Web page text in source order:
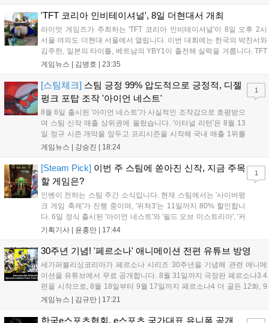
대폭 상승하는 성과를 냈습니다. 오는 10월 필리핀 마닐라에서 총상금
11만 달러 규모의 제4회 FWC 그랜드 파이널이 개최될 예정이며, 위메
이드커넥트는 이를 통해 커뮤니티 중심의 장기 성장 모델을 지속할 방침
입니다....
'TFT 코리아 인비테이셔널', 8일 더현대서 개최
라이엇 게임즈가 주최하는 'TFT 코리아 인비테이셔널'이 8일 오후 2시
서울 여의도 더현대 서울에서 열립니다. 이번 대회에는 한국의 박찬서와
김주한, 일본의 타이틀, 베트남의 YBY1이 출전해 실력을 겨룹니다. TFT
는 소속팀 없이 개인 자격으로 참가하는 독특한 대회 구조를 가지며, 누
17일까지 이어지는 이번 행사는 신규 세트 체험과 공연 등 다양한 즐길
거리를 제공하며, 이후 현대백화점 판교점에서도 행사가 이어질 예정입
니다. 연말에는 라스베이거스 오픈이 개최됩니다....
게임뉴스 | 김병호 23:35
[스팀체크] 스팀 긍정 99% 압도적으로 긍정적, 디젤
펑크 포탑 조작 '아이언 네스트'
8월 6일 출시된 '아이언 네스트'가 사실적인 조작감으로 호평받으
며 스팀 신작 매출 상위권에 올랐습니다. '이터널 리턴'은 8월 13
일 정규 시즌 개막을 앞두고 프리시즌을 시작해 국내 매출 1위를
기록했습니다. 25주년을 맞은 '고스트 리콘' 시리즈는 8월 6일 쇼
'마블 투혼: 파이팅 소울즈'와 레트로 수리 시뮬레이션 '리스토
리'도 스팀에 정식 출시되었습니다....
게임뉴스 | 강승진 18:24
1
[Steam Pick] 이번 주 스팀에 쏟아진 신작, 지금 주목
할 게임은?
인벤이 전하는 스팀 주간 소식입니다. 현재 스팀에서는 '사이버펑
크 게임 축제'가 진행 중이며, '위쳐3'는 11일까지 80% 할인합니
다. 6일 정식 출시된 '아이언 네스트'와 '필드 오브 미스트리아', '커
세어 코브'가 호평받고 있습니다. 한편, 7일 출시된 '마블 투혼'은
다. 유비소프트의 '고스트리콘: 와일드랜드'는 7년 만의 대규모 업
데이트 '라스트 라이츠'와 함께 95% 할인 중입니다....
기획기사 | 윤홍만 17:44
1
30주년 기념! '페르소나' 애니메이션 전편 유튜브 방영
세가퍼블리싱코리아가 페르소나 시리즈 30주년을 기념해 관련 애니메
이션을 유튜브에서 무료 공개합니다. 8월 31일까지 극장판 페르소나3 4
편을 시작으로, 8월 18일부터 9월 17일까지 페르소나4 더 골든 12화, 9
월 15일부터 10월 14일까지 페르소나5 시리즈가 순차 공개됩니다. 또한
영상 및 대형 전광판에 소개될 예정입니다....
게임뉴스 | 김규만 17:21
한국e스포츠협회, e스포츠 국가대표 유니폼 공개